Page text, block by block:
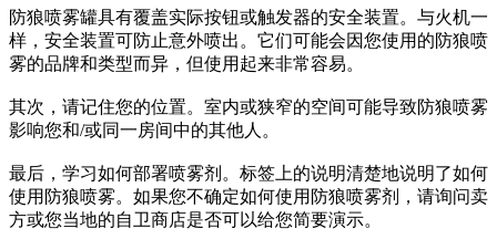
防狼喷雾罐具有覆盖实际按钮或触发器的安全装置。与火机一
样，安全装置可防止意外喷出。它们可能会因您使用的防狼喷
雾的品牌和类型而异，但使用起来非常容易。
其次，请记住您的位置。室内或狭窄的空间可能导致防狼喷雾
影响您和/或同一房间中的其他人。
最后，学习如何部署喷雾剂。标签上的说明清楚地说明了如何
使用防狼喷雾。如果您不确定如何使用防狼喷雾剂，请询问卖
方或您当地的自卫商店是否可以给您简要演示。